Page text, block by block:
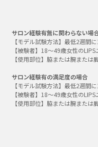
サロン経験有無に関わらない場
【モデル試験方法】最低2週間
【被験者】18～49歳女性の
【使用部位】脇または腕また
サロン経験有の満足度の場合
【モデル試験方法】最低2週間
【被験者】18～49歳女性の
【使用部位】脇または腕また